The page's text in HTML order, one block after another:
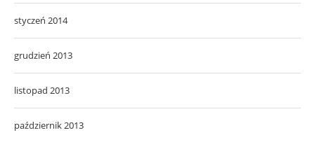
styczeń 2014
grudzień 2013
listopad 2013
październik 2013